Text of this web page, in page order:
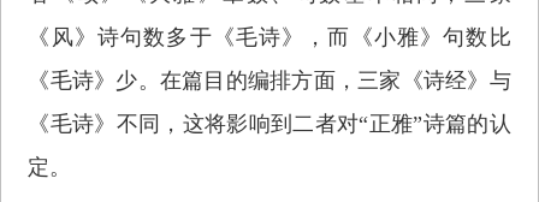
《风》诗句数多于《毛诗》，而《小雅》句数比
《毛诗》少。在篇目的编排方面，三家《诗经》与
《毛诗》不同，这将影响到二者对“正雅”诗篇的认
定。